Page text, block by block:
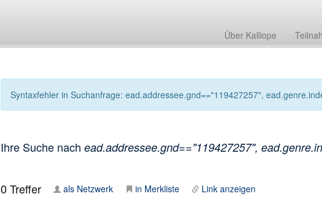
Über Kalliope
Syntaxfehler in Suchanfrage: ead.addressee.gnd=="119427257",
Ihre Suche nach ead.addressee.gnd=="119427257",
0Treffer als Netzwerk in Merkliste Link anzeigen